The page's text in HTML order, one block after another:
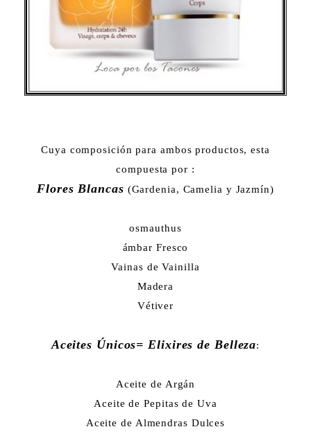
Cuya composición para ambos productos, esta
compuesta por :
Flores Blancas (Gardenia, Camelia y Jazmín)
osmauthus
ámbar Fresco
Vainas de Vainilla
Madera
Vétiver
Aceites Únicos= Elixires de Belleza:
Aceite de Argán
Aceite de Pepitas de Uva
Aceite de Almendras Dulces